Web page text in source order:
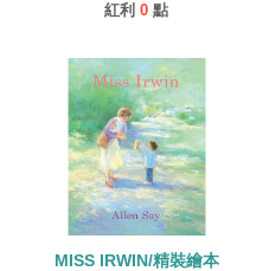
紅利 0 點
MISS IRWIN/精裝繪本